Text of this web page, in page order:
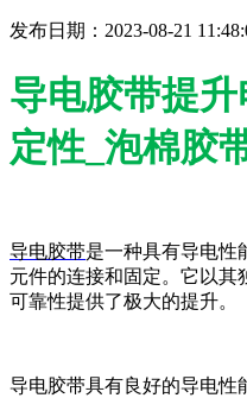
发布日期：2023-08-21
导电胶带提
定性_泡棉胶
导电胶带是一种具有导电性
元件的连接和固定。它以其
可靠性提供了极大的提升。
导电胶带具有良好的导电性